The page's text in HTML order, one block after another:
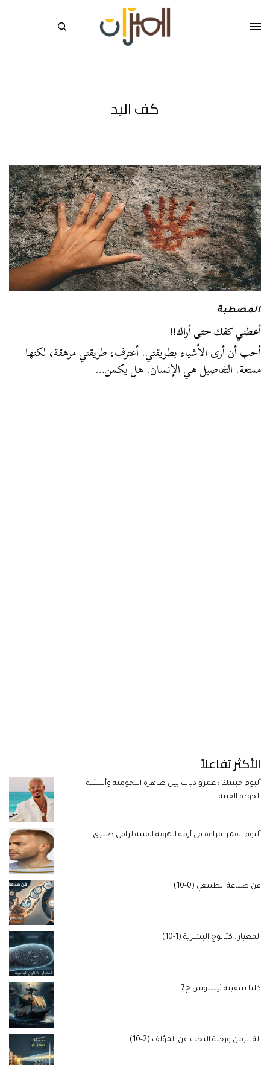
كف اليد
المصطبة
أعطني كفك حتى أراك!!
أحب أن أرى الأشياء بطريقتي. أعترف، طريقتي مرهقة، لكنها
ممتعة. التفاصيل هي الإنسان. هل يكمن…
الأكثر تفاعلاً
ألبوم حبيتك : عمرو دياب بين ظاهرة النجومية وأسئلة
الجودة الفنية
ألبوم القمر: قراءة في أزمة الهوية الفنية لرامي صبري
فن صناعة الطبيعي (0-10)
المعيار.. كتالوج البشرية (1-10)
كلنا سفينة ثيسوس ج7
آلة الزمن ورحلة البحث عن المؤلف (2-10)